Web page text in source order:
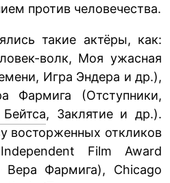
против человечества.
такие актёры, как:
волк, Моя ужасная
Игра Эндера и др.),
Фармига (Отступники,
, Заклятие и др.).
восторженных откликов
Film Award
Фармига), Chicago